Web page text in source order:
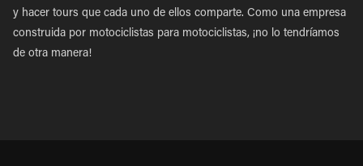
y hacer tours que cada uno de ellos comparte. Como una empresa
construida por motociclistas para motociclistas, ¡no lo tendríamos
de otra manera!